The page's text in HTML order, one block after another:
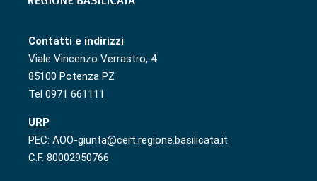
Contatti e indirizzi
Viale Vincenzo Verrastro, 4
85100 Potenza PZ
Tel 0971 661111
URP
PEC: AOO-giunta@cert.regione.basilicata.it
C.F. 80002950766